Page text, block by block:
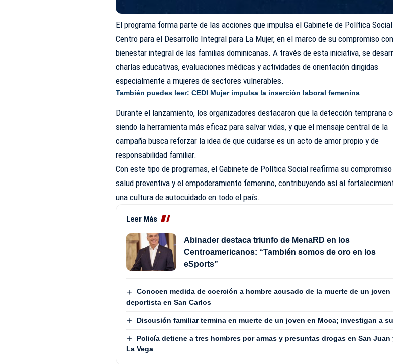
El programa forma parte de las acciones que impulsa el Gabinete de Política
Centro para el Desarrollo Integral para La Mujer, en el marco de su compromiso
bienestar integral de las familias dominicanas. A través de esta iniciativa, se
charlas educativas, evaluaciones médicas y actividades de orientación dirigidas
especialmente a mujeres de sectores vulnerables.
También puedes leer:CEDI Mujer impulsa la inserción laboral femenina
Durante el lanzamiento, los organizadores destacaron que la detección temprana
siendo la herramienta más eficaz para salvar vidas, y que el mensaje central de la
campaña busca reforzar la idea de que cuidarse es un acto de amor propio y de
responsabilidad familiar.
Con este tipo de programas, el Gabinete de Política Social reafirma su
salud preventiva y el empoderamiento femenino, contribuyendo así al
una cultura de autocuidado en todo el país.
Leer Más
Abinader destaca triunfo de MenaRD en los
Centroamericanos: “También somos de oro en los
eSports”
Conocen medida de coerción a hombre acusado de la muerte de un joven
deportista en San Carlos
Discusión familiar termina en muerte de un joven en Moca; investigan a
Policía detiene a tres hombres por armas y presuntas drogas en San Juan
La Vega